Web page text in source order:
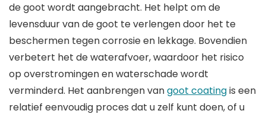
de goot wordt aangebracht. Het helpt om de
levensduur van de goot te verlengen door het te
beschermen tegen corrosie en lekkage. Bovendien
verbetert het de waterafvoer, waardoor het risico
op overstromingen en waterschade wordt
verminderd. Het aanbrengen vangoot coatingis een
relatief eenvoudig proces dat u zelf kunt doen, of u